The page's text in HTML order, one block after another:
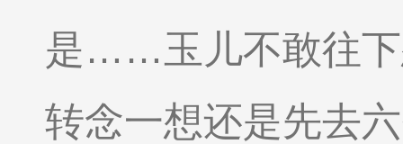
是……玉儿不敢往下
转念一想还是先去